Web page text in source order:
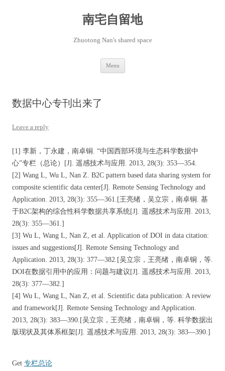
南宅自留地
Zhuotong Nan's shared space
Menu
数据中心专刊出来了
Leave a reply
[1] 李新，丁永建，南卓铜. “中国西部环境与生态科学数据中
心”专栏（总论）[J]. 遥感技术与应用. 2013, 28(3): 353—354.
[2] Wang L, Wu L, Nan Z. B2C pattern based data sharing system for
composite scientific data center[J]. Remote Sensing Technology and
Application. 2013, 28(3): 355—361.[王亮绪，吴立宗，南卓铜. 基
于B2C架构的综合性科学数据共享系统[J]. 遥感技术与应用. 2013,
28(3): 355—361.]
[3] Wu L, Wang L, Nan Z, et al. Application of DOI in data citation:
issues and suggestions[J]. Remote Sensing Technology and
Application. 2013, 28(3): 377—382.[吴立宗，王亮绪，南卓铜，等.
DOI在数据引用中的应用：问题与建议[J]. 遥感技术与应用. 2013,
28(3): 377—382.]
[4] Wu L, Wang L, Nan Z, et al. Scientific data publication: A review
and framework[J]. Remote Sensing Technology and Application.
2013, 28(3): 383—390.[吴立宗，王亮绪，南卓铜，等. 科学数据出
版现状及其体系框架[J]. 遥感技术与应用. 2013, 28(3): 383—390.]
Get 专栏总论